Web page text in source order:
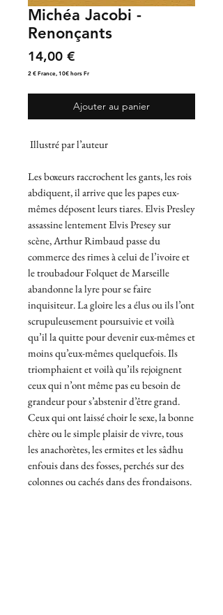
Michéa Jacobi -
Renonçants
14,00 €
2 € France, 10€ hors Fr
Ajouter au panier
Illustré par l’auteur
Les boxeurs raccrochent les gants, les rois
abdiquent, il arrive que les papes eux-
mêmes déposent leurs tiares. Elvis Presley
assassine lentement Elvis Presey sur
scène, Arthur Rimbaud passe du
commerce des rimes à celui de l’ivoire et
le troubadour Folquet de Marseille
abandonne la lyre pour se faire
inquisiteur. La gloire les a élus ou ils l’ont
scrupuleusement poursuivie et voilà
qu’il la quitte pour devenir eux-mêmes et
moins qu’eux-mêmes quelquefois. Ils
triomphaient et voilà qu’ils rejoignent
ceux qui n’ont même pas eu besoin de
grandeur pour s’abstenir d’être grand.
Ceux qui ont laissé choir le sexe, la bonne
chère ou le simple plaisir de vivre, tous
les anachorètes, les ermites et les sâdhu
enfouis dans des fosses, perchés sur des
colonnes ou cachés dans des frondaisons.